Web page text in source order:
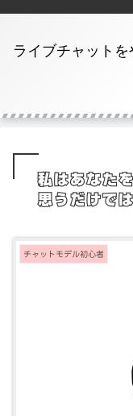
ライブチャット
私はあなた
思うだけで
チャットモデル初心者